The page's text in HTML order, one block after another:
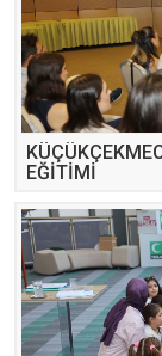
EĞİTİMİ